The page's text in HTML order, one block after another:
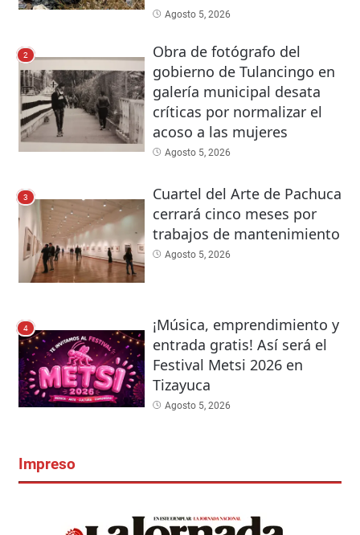
Agosto 5, 2026
2
Obra de fotógrafo del
gobierno de Tulancingo en
galería municipal desata
críticas por normalizar el
acoso a las mujeres
Agosto 5, 2026
3
Cuartel del Arte de Pachuca
cerrará cinco meses por
trabajos de mantenimiento
Agosto 5, 2026
4
¡Música, emprendimiento y
entrada gratis! Así será el
Festival Metsi 2026 en
Tizayuca
Agosto 5, 2026
Impreso